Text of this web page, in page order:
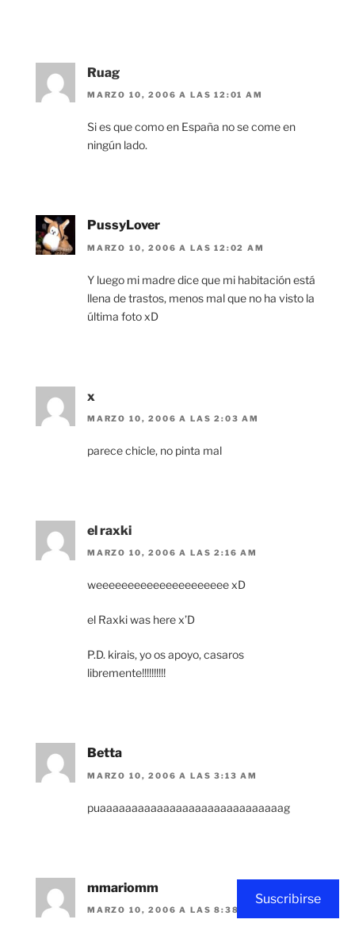
Ruag
MARZO 10, 2006 A LAS 12:01 AM
Si es que como en España no se come en
ningún lado.
PussyLover
MARZO 10, 2006 A LAS 12:02 AM
Y luego mi madre dice que mi habitación está
llena de trastos, menos mal que no ha visto la
última foto xD
x
MARZO 10, 2006 A LAS 2:03 AM
parece chicle, no pinta mal
el raxki
MARZO 10, 2006 A LAS 2:16 AM
weeeeeeeeeeeeeeeeeeeee xD
el Raxki was here x’D
P.D. kirais, yo os apoyo, casaros
libremente!!!!!!!!!!
Betta
MARZO 10, 2006 A LAS 3:13 AM
puaaaaaaaaaaaaaaaaaaaaaaaaaaaaag
mmariomm
MARZO 10, 2006 A LAS 8:38 AM
Suscribirse